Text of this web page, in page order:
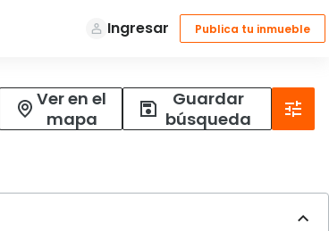
Ver en el
mapa
Guardar
búsqueda